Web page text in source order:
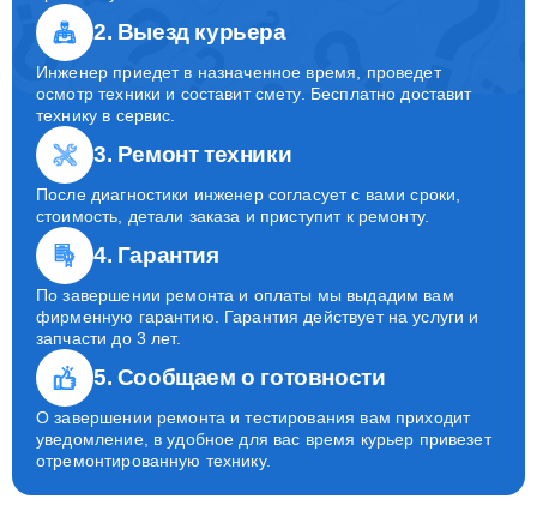
2. Выезд курьера
Инженер приедет в назначенное время, проведет
осмотр техники и составит смету. Бесплатно доставит
технику в сервис.
3. Ремонт техники
После диагностики инженер согласует с вами сроки,
стоимость, детали заказа и приступит к ремонту.
4. Гарантия
По завершении ремонта и оплаты мы выдадим вам
фирменную гарантию. Гарантия действует на услуги и
запчасти до 3 лет.
5. Сообщаем о готовности
О завершении ремонта и тестирования вам приходит
уведомление, в удобное для вас время курьер привезет
отремонтированную технику.